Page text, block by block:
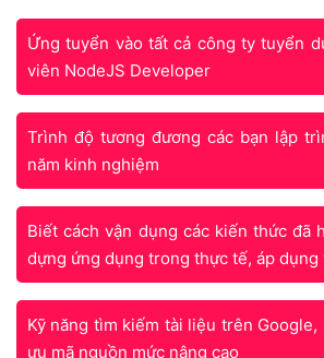
Ứng tuyển vào tất cả công ty tuyển
viên NodeJS Developer
Trình độ tương đương các bạn lập
năm kinh nghiệm
Biết cách vận dụng các kiến thức đã
dựng ứng dụng trong thực tế, áp dụng
Kỹ năng tìm kiếm tài liệu trên
ưu mã nguồn mức nâng cao